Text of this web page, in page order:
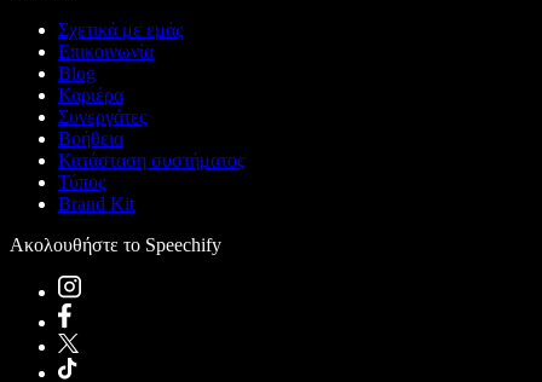
Σχετικά με εμάς
Επικοινωνία
Blog
Καριέρα
Συνεργάτες
Βοήθεια
Κατάσταση συστήματος
Τύπος
Brand Kit
Ακολουθήστε το Speechify